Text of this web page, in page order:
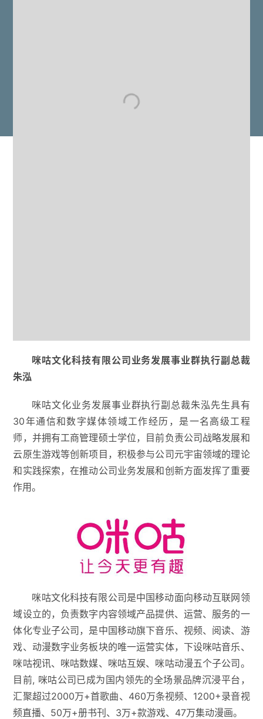
咪咕文化科技有限公司业务发展事业群执行副总裁
朱泓
咪咕文化业务发展事业群执行副总裁朱泓先生具有
30年通信和数字媒体领域工作经历，是一名高级工程
师，并拥有工商管理硕士学位，目前负责公司战略发展和
云原生游戏等创新项目，积极参与公司元宇宙领域的理论
和实践探索，在推动公司业务发展和创新方面发挥了重要
作用。
咪咕文化科技有限公司是中国移动面向移动互联网领
域设立的，负责数字内容领域产品提供、运营、服务的一
体化专业子公司，是中国移动旗下音乐、视频、阅读、游
戏、动漫数字业务板块的唯一运营实体，下设咪咕音乐、
咪咕视讯、咪咕数媒、咪咕互娱、咪咕动漫五个子公司。
目前, 咪咕公司已成为国内领先的全场景品牌沉浸平台，
汇聚超过2000万+首歌曲、460万条视频、1200+录音视
频直播、50万+册书刊、3万+款游戏、47万集动漫画。